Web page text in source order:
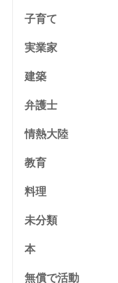
子育て
実業家
建築
弁護士
情熱大陸
教育
料理
未分類
本
無償で活動